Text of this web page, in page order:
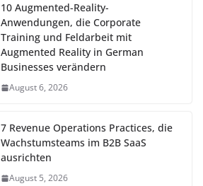
10 Augmented-Reality-
Anwendungen, die Corporate
Training und Feldarbeit mit
Augmented Reality in German
Businesses verändern
August 6, 2026
7 Revenue Operations Practices, die
Wachstumsteams im B2B SaaS
ausrichten
August 5, 2026